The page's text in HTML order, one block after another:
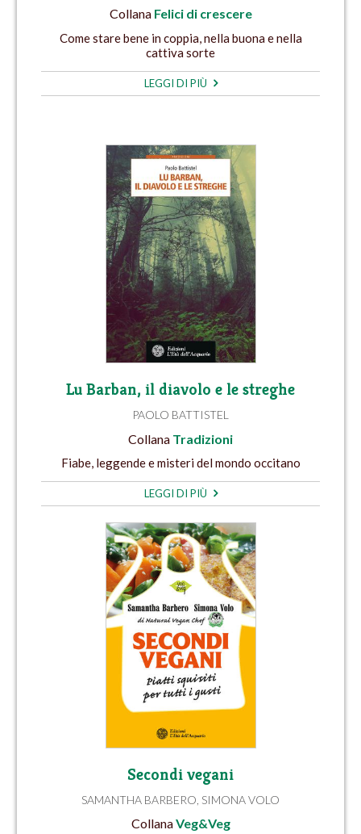
Collana Felici di crescere
Come stare bene in coppia, nella buona e nella
cattiva sorte
LEGGI DI PIÙ
Lu Barban, il diavolo e le streghe
PAOLO BATTISTEL
Collana Tradizioni
Fiabe, leggende e misteri del mondo occitano
LEGGI DI PIÙ
Secondi vegani
SAMANTHA BARBERO SIMONA VOLO
CollanaVeg&Veg